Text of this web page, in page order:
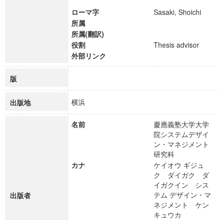
ローマ字
Sasaki, Shoichi
所属
所属(翻訳)
役割
Thesis advisor
外部リンク
版
出版地 横浜
出版者
名前
慶應義塾大学大学
院システムデザイ
ン・マネジメント
研究科
カナ
ケイオウ ギジュ
ク ダイガク ダ
イガクイン シス
テム デザイン・マ
ネジメント ケン
キュウカ